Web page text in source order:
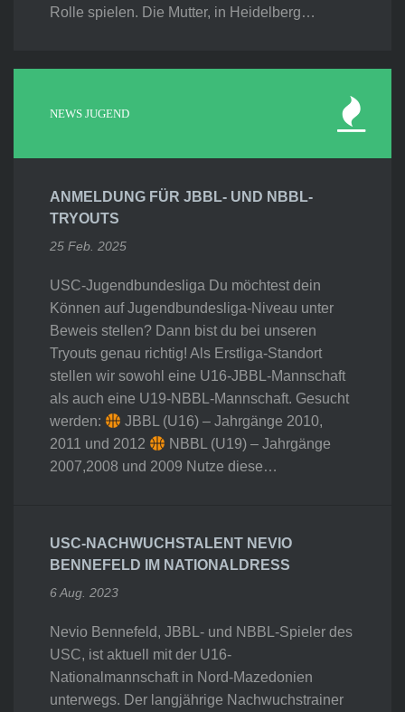
Rolle spielen. Die Mutter, in Heidelberg…
NEWS JUGEND
ANMELDUNG FÜR JBBL- UND NBBL-
TRYOUTS
25 Feb. 2025
USC-Jugendbundesliga Du möchtest dein
Können auf Jugendbundesliga-Niveau unter
Beweis stellen? Dann bist du bei unseren
Tryouts genau richtig! Als Erstliga-Standort
stellen wir sowohl eine U16-JBBL-Mannschaft
als auch eine U19-NBBL-Mannschaft. Gesucht
werden:
JBBL (U16) – Jahrgänge 2010,
2011 und 2012
NBBL (U19) – Jahrgänge
2007,2008 und 2009 Nutze diese…
USC-NACHWUCHSTALENT NEVIO
BENNEFELD IM NATIONALDRESS
6 Aug. 2023
Nevio Bennefeld, JBBL- und NBBL-Spieler des
USC, ist aktuell mit der U16-
Nationalmannschaft in Nord-Mazedonien
unterwegs. Der langjährige Nachwuchstrainer